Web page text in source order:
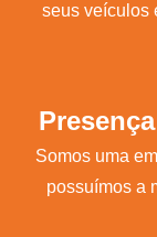
seus veículos
Somos uma
possuímos a